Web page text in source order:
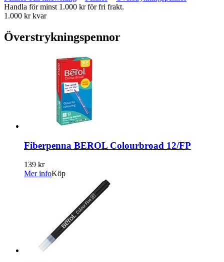
Handla för minst 1.000 kr för fri frakt.
1.000 kr kvar
Överstrykningspennor
Fiberpenna BEROL Colourbroad 12/FP
139 kr
Mer infoKöp